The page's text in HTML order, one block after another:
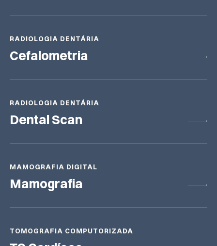
RADIOLOGIA DENTÁRIA
Cefalometria
RADIOLOGIA DENTÁRIA
Dental Scan
MAMOGRAFIA DIGITAL
Mamografia
TOMOGRAFIA COMPUTORIZADA